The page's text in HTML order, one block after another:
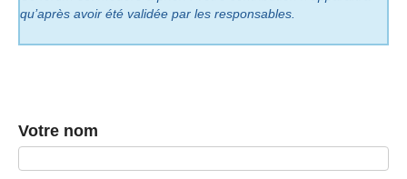
qu’après avoir été validée par les responsables.
Votre nom